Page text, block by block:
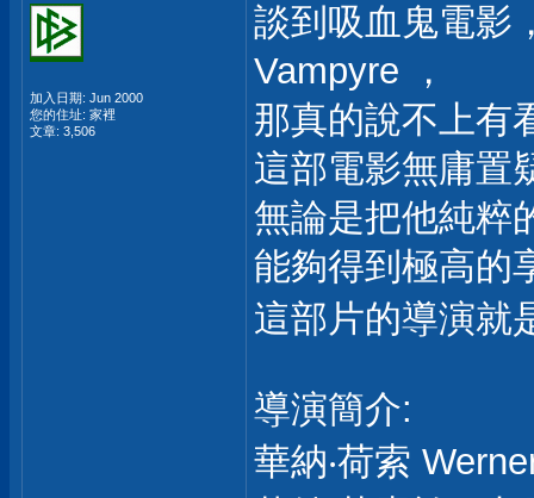
加入日期: Jun 2000
您的住址: 家裡
文章: 3,506
談到吸血鬼電影
Vampyre ，
那真的說不上有
這部電影無庸置
無論是把他純粹
能夠得到極高的
這部片的導演就
導演簡介:
華納‧荷索